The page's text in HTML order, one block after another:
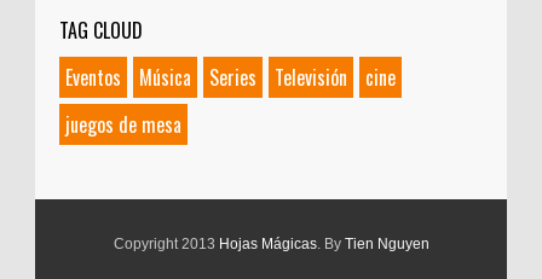
TAG CLOUD
Eventos
Música Series Televisión
cine
juegos de mesa
Copyright 2013 Hojas Mágicas. By Tien Nguyen